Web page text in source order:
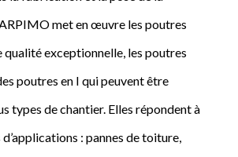
met en œuvre les poutres
qualité exceptionnelle, les poutres
poutres en I qui peuvent être
types de chantier. Elles répondent à
: pannes de toiture,